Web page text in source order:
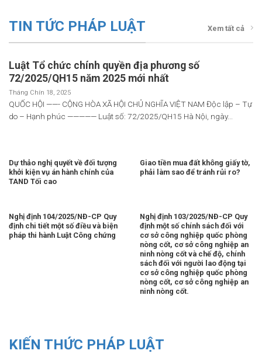
TIN TỨC PHÁP LUẬT Xem tất cả
Luật Tổ chức chính quyền địa phương số
72/2025/QH15 năm 2025 mới nhất
Tháng Chín 18, 2025
QUỐC HỘI ——- CỘNG HÒA XÃ HỘI CHỦ NGHĨA VIỆT NAM Độc lập – Tự
do – Hạnh phúc ————— Luật số: 72/2025/QH15 Hà Nội, ngày...
Dự thảo nghị quyết về đối tượng
khởi kiện vụ án hành chính của
TAND Tối cao
Giao tiền mua đất không giấy tờ,
phải làm sao để tránh rủi ro?
Nghị định 104/2025/NĐ-CP Quy
định chi tiết một số điều và biện
pháp thi hành Luật Công chứng
Nghị định 103/2025/NĐ-CP Quy
định một số chính sách đối với
cơ sở công nghiệp quốc phòng
nòng cốt, cơ sở công nghiệp an
ninh nòng cốt và chế độ, chính
sách đối với người lao động tại
cơ sở công nghiệp quốc phòng
nòng cốt, cơ sở công nghiệp an
ninh nòng cốt.
KIẾN THỨC PHÁP LUẬT